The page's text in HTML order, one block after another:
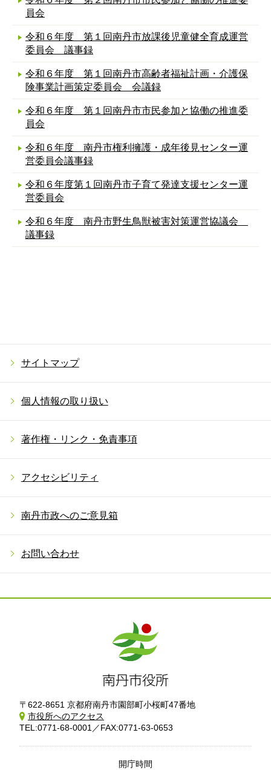
員会
令和６年度 第１回南丹市放課後児童健全育成運営
委員会 議事録
令和６年度 第１回南丹市高齢者福祉計画・介護保
険事業計画策定委員会 会議録
令和６年度 第１回南丹市市民参加と協働の推進委
員会
令和６年度 南丹市権利擁護・成年後見センター運
営委員会議事録
令和６年度第１回南丹市子育て発達支援センター運
営委員会
令和６年度 南丹市野生鳥獣被害対策運営協議会
議事録
サイトマップ
個人情報の取り扱い
著作権・リンク・免責事項
アクセシビリティ
南丹市政へのご意見箱
お問い合わせ
〒622-8651 京都府南丹市園部町小桜町47番地
市役所へのアクセス
TEL:0771-68-0001／FAX:0771-63-0653
開庁時間